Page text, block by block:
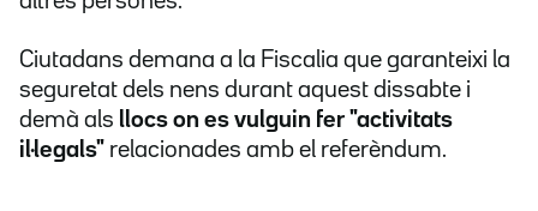
Ciutadans demana a la Fiscalia que garanteixi la
seguretat dels nens durant aquest dissabte i
demà als llocs on es vulguin fer "activitats
il·legals" relacionades amb el referèndum.